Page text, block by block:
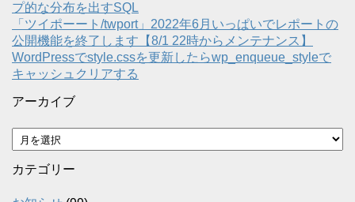
プ的な分布を出すSQL
「ツイポーート/twport」2022年6月いっぱいでレポートの
公開機能を終了します【8/1 22時からメンテナンス】
WordPressでstyle.cssを更新したらwp_enqueue_styleで
キャッシュクリアする
アーカイブ
ア
ー
カ
カテゴリー